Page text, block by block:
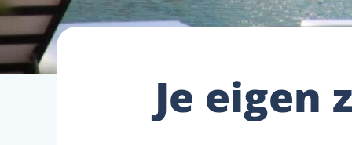
Je eigen